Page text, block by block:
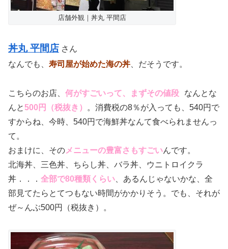
店舗外観｜丼丸 平間店
丼丸 平間店 さん
なんでも、 寿司屋が始めた海の丼 、だそうです。
こちらのお店、 何がすごいって、まずその値段
なんとな
んと500円（税抜き）
。消費税の8％が入っても、540円で
すからね、今時、540円で海鮮丼なんて食べられませんっ
て。
おまけに、そのメニューの豊富さもすごいんです。
北海丼、三色丼、ちらし丼、バラ丼、ウニトロイクラ
丼．．． 全部で80種類くらい 、あるんじゃないかな、全
部見てたらとてつもない時間がかかりそう。でも、それが
ぜ～んぶ500円（税抜き）。